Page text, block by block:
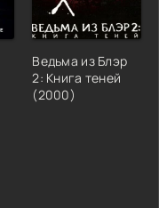
Ведьма из Блэр
2: Книга теней
(2000)